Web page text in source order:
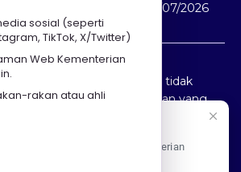
30/07/2026
Malaysia dan Kementerian
dan Budaya (MOTAC) adalah tidak
atas kehilangan atau kerugian yang
mana-mana maklumat
portal ini.
sosial (seperti
TikTok, X/Twitter)
Web Kementerian
rakan atau ahli
datang ke Portal Rasmi Kementerian
Budaya